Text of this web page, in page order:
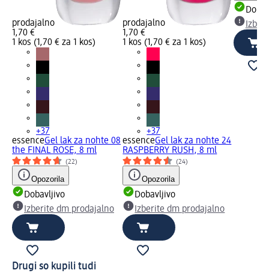
prodajalno
1,70 €
1 kos (1,70 € za 1 kos)
+37
essenceGel lak za nohte 08
the FINAL ROSE, 8 ml
(22)
Opozorila
Dobavljivo
Izberite dm prodajalno
prodajalno
1,70 €
1 kos (1,70 € za 1 kos)
+37
essenceGel lak za nohte 24
RASPBERRY RUSH, 8 ml
(24)
Opozorila
Dobavljivo
Izberite dm prodajalno
Drugi so kupili tudi